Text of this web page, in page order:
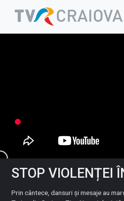
STOP VIOLENȚEI
Prin cântece, dansuri și mesaje au